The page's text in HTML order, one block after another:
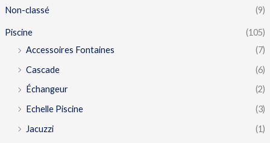
Non-classé (9)
Piscine
(105)
Accessoires Fontaines
(7)
Cascade
(6)
Échangeur
(2)
Echelle Piscine
(3)
Jacuzzi
(1)